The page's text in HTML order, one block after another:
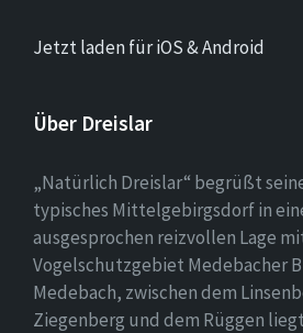
Jetzt laden für iOS & Android
Über Dreislar
„Natürlich Dreislar“ begrüßt
typisches Mittelgebirgsdorf in
ausgesprochen reizvollen Lage
Vogelschutzgebiet Medebacher
Medebach, zwischen dem
Ziegenberg und dem Rüggen